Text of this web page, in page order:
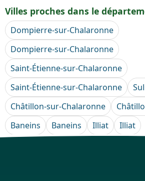
Villes proches dans le
Dompierre-sur-Chalaronne
Dompierre-sur-Chalaronne
Saint-Étienne-sur-Chalaronne
Saint-Étienne-sur-Chalaronne
Châtillon-sur-Chalaronne
Baneins
Baneins Illiat Illiat